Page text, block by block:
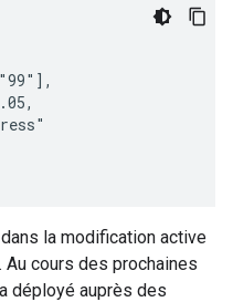
la modification active
. Au cours des prochaines
déployé auprès des